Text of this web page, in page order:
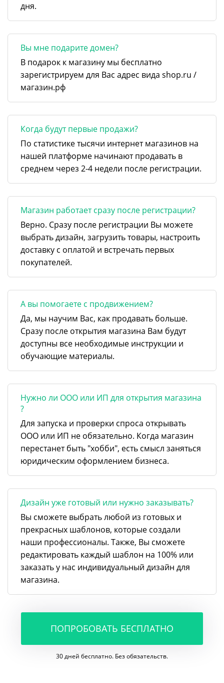
дня.
Вы мне подарите домен?
В подарок к магазину мы бесплатно
зарегистрируем для Вас адрес вида shop.ru /
магазин.рф
Когда будут первые продажи?
По статистике тысячи интернет магазинов на
нашей платформе начинают продавать в
среднем через 2-4 недели после регистрации.
Магазин работает сразу после регистрации?
Верно. Сразу после регистрации Вы можете
выбрать дизайн, загрузить товары, настроить
доставку с оплатой и встречать первых
покупателей.
А вы помогаете с продвижением?
Да, мы научим Вас, как продавать больше.
Сразу после открытия магазина Вам будут
доступны все необходимые инструкции и
обучающие материалы.
Нужно ли ООО или ИП для открытия магазина
?
Для запуска и проверки спроса открывать
ООО или ИП не обязательно. Когда магазин
перестанет быть "хобби", есть смысл заняться
юридическим оформлением бизнеса.
Дизайн уже готовый или нужно заказывать?
Вы сможете выбрать любой из готовых и
прекрасных шаблонов, которые создали
наши профессионалы. Также, Вы сможете
редактировать каждый шаблон на 100% или
заказать у нас индивидуальный дизайн для
магазина.
ПОПРОБОВАТЬ БЕСПЛАТНО
30 дней бесплатно. Без обязательств.